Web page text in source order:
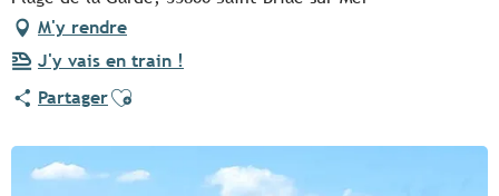
M'y rendre
J'y vais en train !
PartagerAjouter aux favoris